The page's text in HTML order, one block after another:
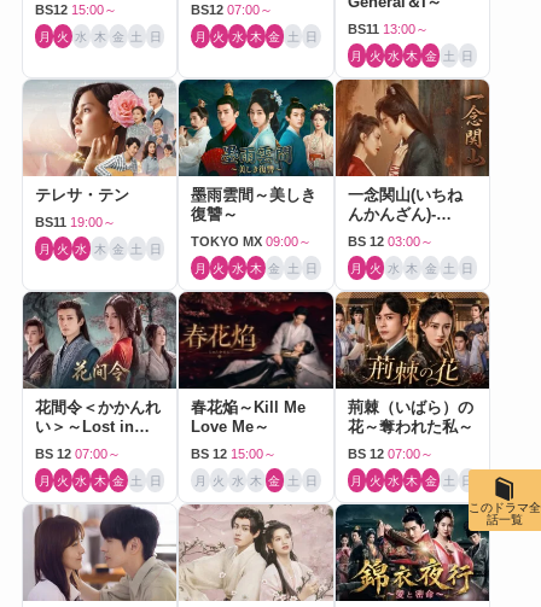
BS12 15:00～
月 火 水 木 金 土 日
BS12 07:00～
月 火 水 木 金 土 日 BS11 13:00～
月 火 水 木 金 土 日
テレサ・テン
BS11 19:00～
月 火 水 木 金 土 日
墨雨雲間～美しき
復讐～
TOKYO MX 09:00～
月 火 水 木 金 土 日
一念関山(いちね
んかんざん)-
Journey to Love-
BS 12 03:00～
月 火 水 木 金 土 日
花間令＜かかんれ
い＞～Lost in
Love～
BS 12 07:00～
月 火 水 木 金 土 日
春花焔～Kill Me
Love Me～
BS 12 15:00～
月 火 水 木 金 土 日
荊棘（いばら）の
花～奪われた私～
BS 12 07:00～
月 火 水 木 金 土 日
このドラマ全
話一覧